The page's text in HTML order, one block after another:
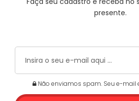
presente.
Não enviamos spam. Seu e-mail